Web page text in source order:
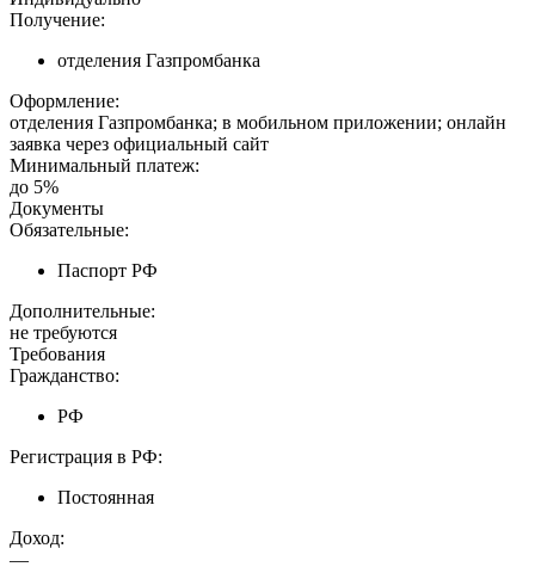
Получение:
отделения Газпромбанка
Оформление:
отделения Газпромбанка; в мобильном приложении; онлайн
заявка через официальный сайт
Минимальный платеж:
до 5%
Документы
Обязательные:
Паспорт РФ
Дополнительные:
не требуются
Требования
Гражданство:
РФ
Регистрация в РФ:
Постоянная
Доход:
—